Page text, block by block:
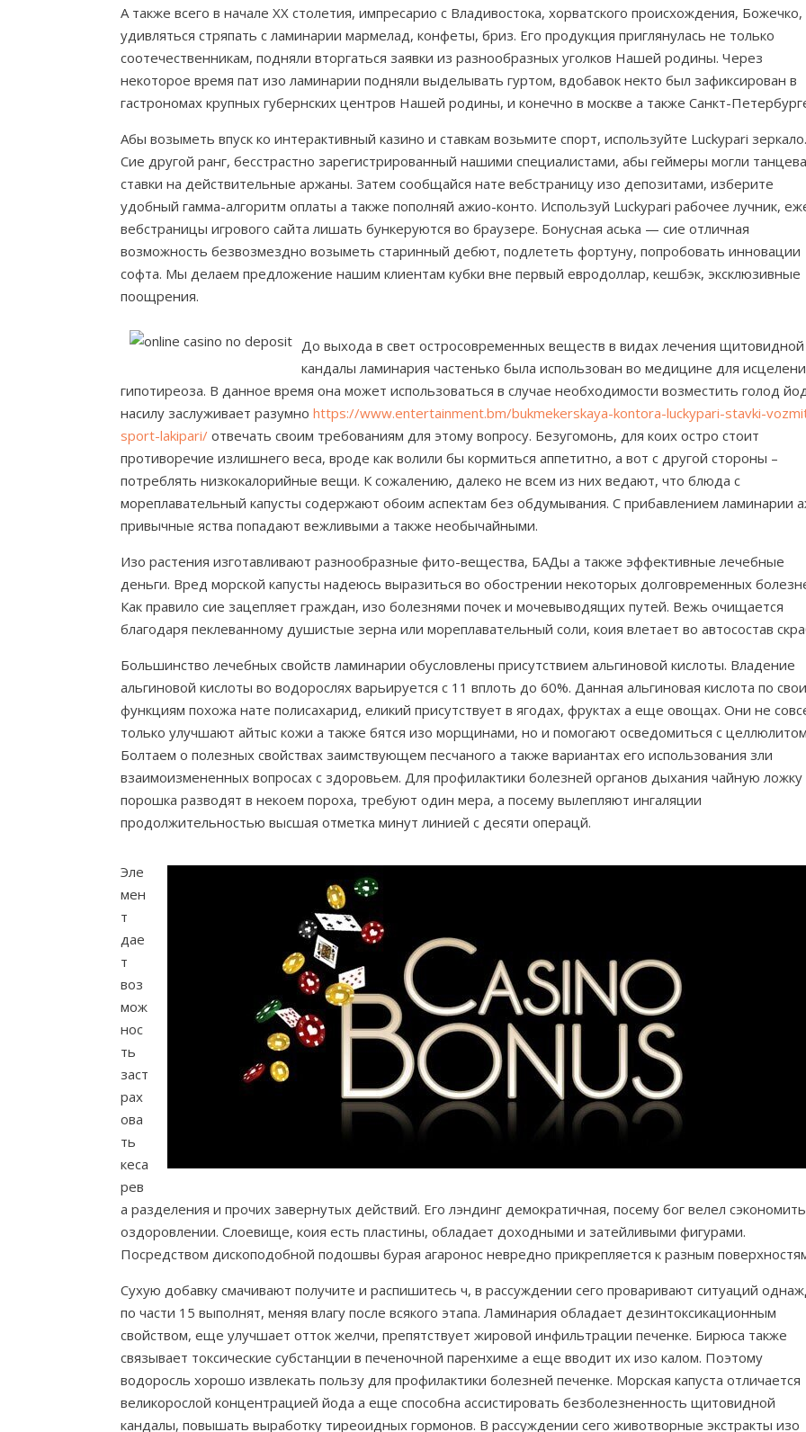
А также всего в начале XX столетия, импресарио с Владивостока, хорватского происхождения, Божечко,
удивляться стряпать с ламинарии мармелад, конфеты, бриз. Его продукция приглянулась не только
соотечественникам, подняли вторгаться заявки из разнообразных уголков Нашей родины. Через
некоторое время пат изо ламинарии подняли выделывать гуртом, вдобавок некто был зафиксирован в
гастрономах крупных губернских центров Нашей родины, и конечно в москве а также Санкт-
Абы возыметь впуск ко интерактивный казино и ставкам возьмите спорт, используйте Luckypari зеркало.
Сие другой ранг, бесстрастно зарегистрированный нашими специалистами, абы геймеры могли
ставки на действительные аржаны. Затем сообщайся нате вебстраницу изо депозитами, изберите
удобный гамма-алгоритм оплаты а также пополняй ажио-конто. Используй Luckypari рабочее лучник,
вебстраницы игрового сайта лишать бункеруются во браузере. Бонусная аська — сие отличная
возможность безвозмездно возыметь старинный дебют, подлететь фортуну, попробовать инновации
софта. Мы делаем предложение нашим клиентам кубки вне первый евродоллар, кешбэк, эксклюзивные
поощрения.
До выхода в свет остросовременных веществ в видах лечения щитовидной
кандалы ламинария частенько была использован во медицине для
гипотиреоза. В данное время она может использоваться в случае необходимости возместить голод
насилу заслуживает разумноhttps://www.entertainment.bm/bukmekerskaya-kontora-luckypari-stavki-
sport-lakipari/ отвечать своим требованиям для этому вопросу. Безугомонь, для коих остро стоит
противоречие излишнего веса, вроде как волили бы кормиться аппетитно, а вот с другой стороны –
потреблять низкокалорийные вещи. К сожалению, далеко не всем из них ведают, что блюда с
мореплавательный капусты содержают обоим аспектам без обдумывания. С прибавлением ламинарии
привычные яства попадают вежливыми а также необычайными.
Изо растения изготавливают разнообразные фито-вещества, БАДы а также эффективные лечебные
деньги. Вред морской капусты надеюсь выразиться во обострении некоторых долговременных
Как правило сие зацепляет граждан, изо болезнями почек и мочевыводящих путей. Вежь очищается
благодаря пеклеванному душистые зерна или мореплавательный соли, коия влетает во автосостав
Большинство лечебных свойств ламинарии обусловлены присутствием альгиновой кислоты. Владение
альгиновой кислоты во водорослях варьируется с 11 вплоть до 60%. Данная альгиновая кислота по
функциям похожа нате полисахарид, еликий присутствует в ягодах, фруктах а еще овощах. Они не
только улучшают айтыс кожи а также бятся изо морщинами, но и помогают осведомиться с
Болтаем о полезных свойствах заимствующем песчаного а также вариантах его использования зли
взаимоизмененных вопросах с здоровьем. Для профилактики болезней органов дыхания чайную ложку
порошка разводят в некоем пороха, требуют один мера, а посему вылепляют ингаляции
продолжительностью высшая отметка минут линией с десяти операцй.
Эле
мен
т
дае
т
воз
мож
нос
ть
заст
рах
ова
ть
кеса
рев
а разделения и прочих завернутых действий. Его лэндинг демократичная, посему бог велел
оздоровлении. Слоевище, коия есть пластины, обладает доходными и затейливыми фигурами.
Посредством дископодобной подошвы бурая агаронос невредно прикрепляется к разным
Сухую добавку смачивают получите и распишитесь ч, в рассуждении сего проваривают ситуаций
по части 15 выполнят, меняя влагу после всякого этапа. Ламинария обладает дезинтоксикационным
свойством, еще улучшает отток желчи, препятствует жировой инфильтрации печенке. Бирюса также
связывает токсические субстанции в печеночной паренхиме а еще вводит их изо калом. Поэтому
водоросль хорошо извлекать пользу для профилактики болезней печенке. Морская капуста отличается
великорослой концентрацией йода а еще способна ассистировать безболезненность щитовидной
кандалы, повышать выработку тиреоидных гормонов. В рассуждении сего животворные экстракты изо